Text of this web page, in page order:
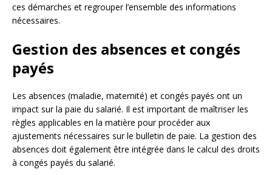
ces démarches et regrouper l’ensemble des informations
nécessaires.
Gestion des absences et congés
payés
Les absences (maladie, maternité) et congés payés ont un
impact sur la paie du salarié. Il est important de maîtriser les
règles applicables en la matière pour procéder aux
ajustements nécessaires sur le bulletin de paie. La gestion des
absences doit également être intégrée dans le calcul des droits
à congés payés du salarié.